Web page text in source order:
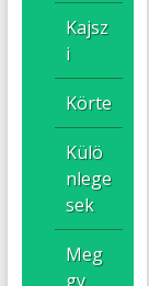
Kajsz
i
Körte
Külö
nlege
sek
Meg
gy